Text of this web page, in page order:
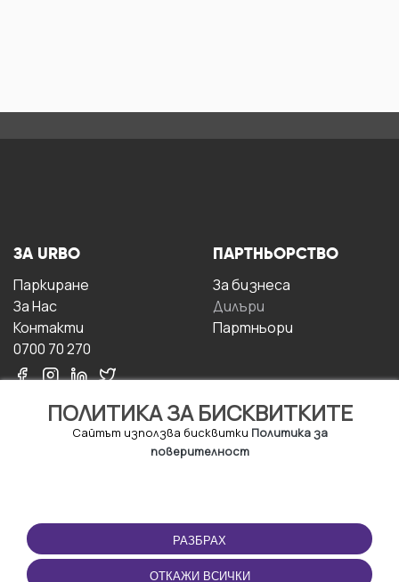
ПОЛИТИКА ЗА БИСКВИТКИТЕ
Сайтът използва бисквитки Политика за
поверителност
РАЗБРАХ
ОТКАЖИ ВСИЧКИ
ЗА URBO
Паркиране
За Hас
Контакти
0700 70 270
ПАРТНЬОРСТВО
За бизнесa
Дилъри
Партньори
ПОЛЗВАНЕ
Правила и условия за
ползване
ПРИЛОЖЕНИЕТО